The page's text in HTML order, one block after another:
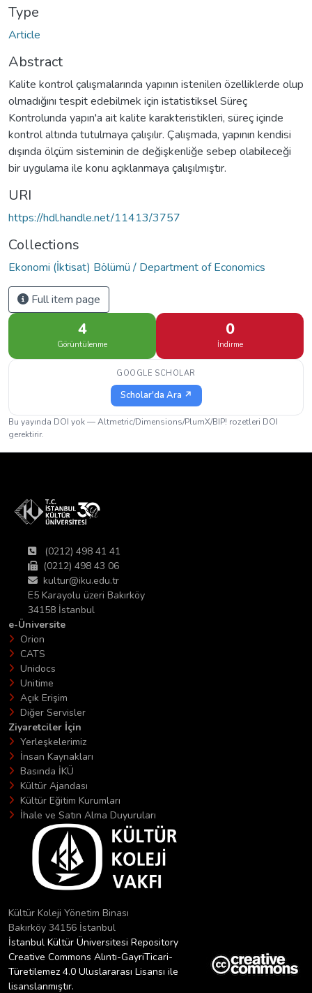
Type
Article
Abstract
Kalite kontrol çalışmalarında yapının istenilen özelliklerde olup
olmadığını tespit edebilmek için istatistiksel Süreç
Kontrolunda yapın'a ait kalite karakteristikleri, süreç içinde
kontrol altında tutulmaya çalışılır. Çalışmada, yapının kendisi
dışında ölçüm sisteminin de değişkenliğe sebep olabileceği
bir uygulama ile konu açıklanmaya çalışılmıştır.
URI
https://hdl.handle.net/11413/3757
Collections
Ekonomi (İktisat) Bölümü / Department of Economics
Full item page
4
Görüntülenme
0
İndirme
GOOGLE SCHOLAR
Scholar'da Ara ↗
Bu yayında DOI yok — Altmetric/Dimensions/PlumX/BIP! rozetleri DOI
gerektirir.
(0212) 498 41 41
(0212) 498 43 06
kultur@iku.edu.tr
E5 Karayolu üzeri Bakırköy
34158 İstanbul
e-Üniversite
Orion
CATS
Unidocs
Unitime
Açık Erişim
Diğer Servisler
Ziyaretciler İçin
Yerleşkelerimiz
İnsan Kaynakları
Basında İKÜ
Kültür Ajandası
Kültür Eğitim Kurumları
İhale ve Satın Alma Duyuruları
Kültür Koleji Yönetim Binası
Bakırköy 34156 İstanbul
İstanbul Kültür Üniversitesi Repository
Creative Commons Alıntı-GayriTicari-
Türetilemez 4.0 Uluslararası Lisansı ile
lisanslanmıştır.